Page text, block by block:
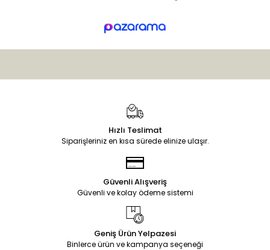
Hızlı Teslimat
Siparişleriniz en kısa sürede elinize ulaşır.
Güvenli Alışveriş
Güvenli ve kolay ödeme sistemi
Geniş Ürün Yelpazesi
Binlerce ürün ve kampanya seçeneği